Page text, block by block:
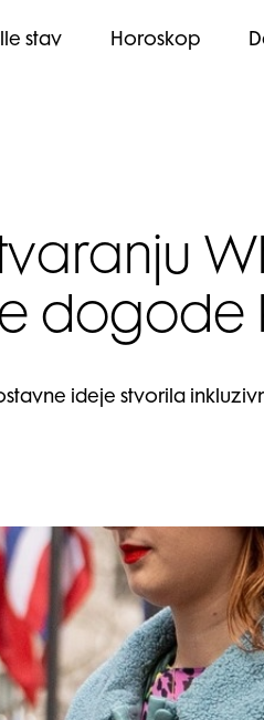
stav Horoskop
dogode
ideje stvorila